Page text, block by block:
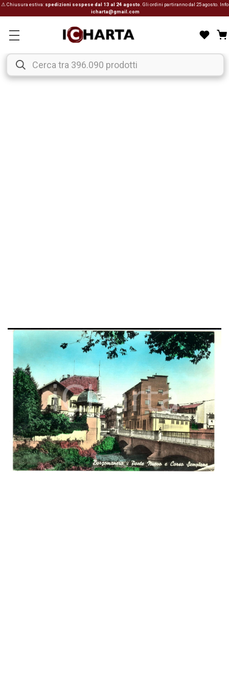
⚠ Chiusura estiva: spedizioni sospese dal 13 al 24 agosto . Gli ordini partiranno dal 25 agosto. Info:
icharta@gmail.com